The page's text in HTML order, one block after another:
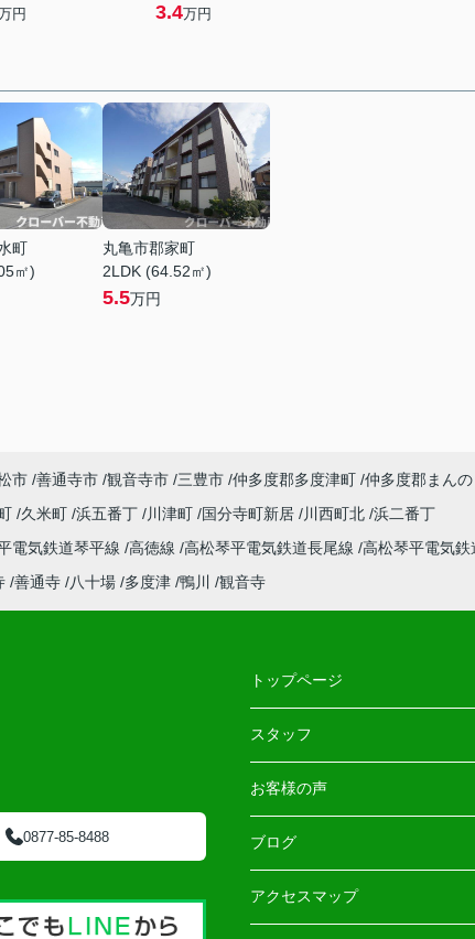
円 3.4万円
町
㎡)
丸亀市郡家町
2LDK (64.52㎡)
5.5万円
市 善通寺市 観音寺市 三豊市 仲多度郡多度津町 仲多度郡まん
久米町 浜五番丁 川津町 国分寺町新居 川西町北 浜二番丁
電気鉄道琴平線 高徳線 高松琴平電気鉄道長尾線 高松琴平電気鉄
善通寺 八十場 多度津 鴨川 観音寺
0877-85-8488
トップページ
スタッフ
お客様の声
ブログ
アクセスマップ